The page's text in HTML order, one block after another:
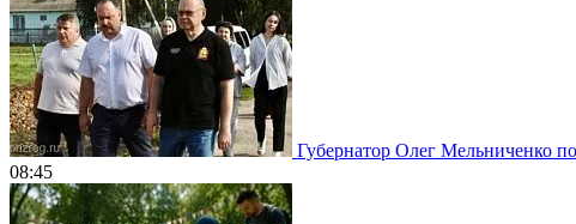
Губернатор Олег Мельниченко
08:45